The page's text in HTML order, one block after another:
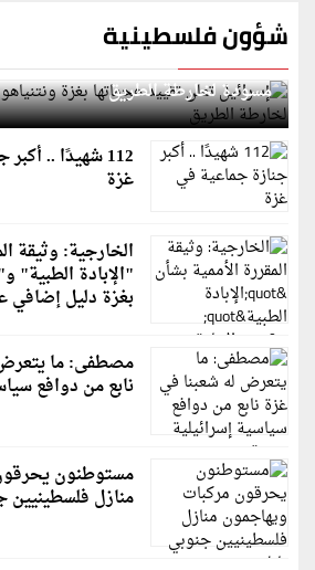
شؤون فلسطينية
إسرائيل تعلن تقييد هجماتها بغزة
مسودة لخارطة الطريق
112 شهيدًا ..
غزة
الخارجية: وثيقة
"الإبادة الطبية"
بغزة دليل إضافي
مصطفى: ما
نابع من دوافع
مستوطنون
منازل فلسطينيين